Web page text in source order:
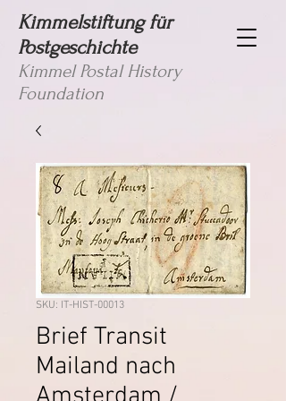
Kimmelstiftung für
Postgeschichte
Kimmel Postal History
Foundation
SKU: IT-HIST-00013
Brief Transit
Mailand nach